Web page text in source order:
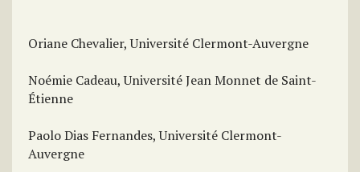
Oriane Chevalier, Université Clermont-Auvergne
Noémie Cadeau, Université Jean Monnet de Saint-
Étienne
Paolo Dias Fernandes, Université Clermont-
Auvergne